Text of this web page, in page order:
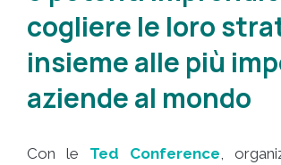
cogliere le loro
insieme alle più
aziende al mondo
Con le Ted Conference ,